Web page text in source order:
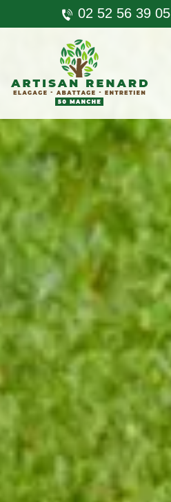
02 52 56 39 05